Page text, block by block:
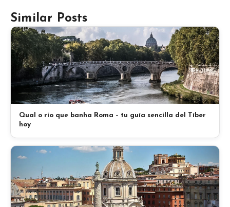
Similar Posts
Qual o rio que banha Roma – tu guía sencilla del Tíber
hoy